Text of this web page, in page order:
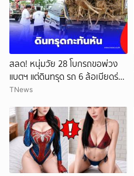
สลด! หนุ่มวัย 28 โบกรถขอพ่วง
แบตฯ แต่ดินทรุด รถ 6 ล้อเบียดร่าง
ดับ
TNews